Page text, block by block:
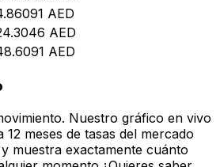
AED
AED
AED
Nuestro gráfico en vivo
12 meses de tasas del mercado
muestra exactamente cuánto